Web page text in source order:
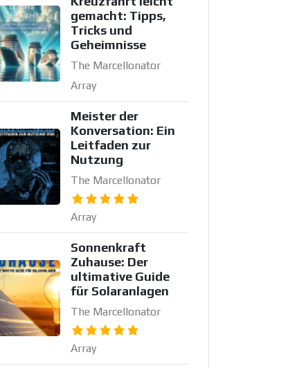
gemacht: Tipps,
Tricks und
Geheimnisse
The Marcellonator
Array
Meister der
Konversation: Ein
Leitfaden zur
Nutzung
The Marcellonator
Array
Sonnenkraft
Zuhause: Der
ultimative Guide
für Solaranlagen
The Marcellonator
Array